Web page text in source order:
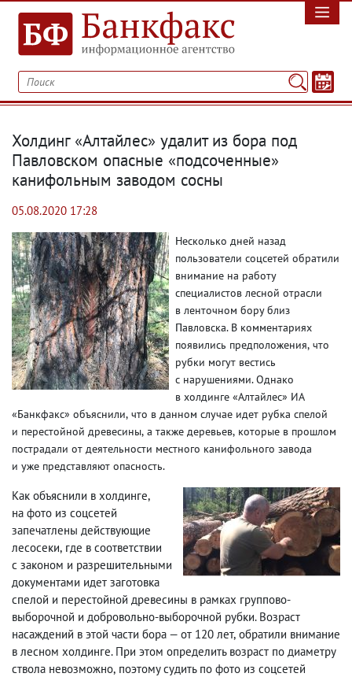
Холдинг «Алтайлес» удалит из бора под
Павловском опасные «подсоченные»
канифольным заводом сосны
05.08.2020 17:28
Несколько дней назад
пользователи соцсетей обратили
внимание на работу
специалистов лесной отрасли
в ленточном бору близ
Павловска. В комментариях
появились предположения, что
рубки могут вестись
с нарушениями. Однако
в холдинге «Алтайлес» ИА
«Банкфакс» объяснили, что в данном случае идет рубка спелой
и перестойной древесины, а также деревьев, которые в прошлом
пострадали от деятельности местного канифольного завода
и уже представляют опасность.
Как объяснили в холдинге,
на фото из соцсетей
запечатлены действующие
лесосеки, где в соответствии
с законом и разрешительными
документами идет заготовка
спелой и перестойной древесины в рамках группово-
выборочной и добровольно-выборочной рубки. Возраст
насаждений в этой части бора — от 120 лет, обратили внимание
в лесном холдинге. При этом определить возраст по диаметру
ствола невозможно, поэтому судить по фото из соцсетей